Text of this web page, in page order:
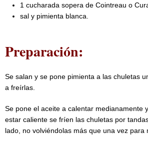
1 cucharada sopera de Cointreau o
sal y pimienta blanca.
Preparación:
Se salan y se pone pimienta a las chuletas
a freírlas.
Se pone el aceite a calentar medianamente
estar caliente se fríen las chuletas por
lado, no volviéndolas más que una vez para